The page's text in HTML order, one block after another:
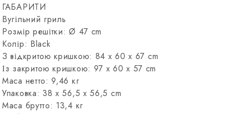
ГАБАРИТИ
Вугільний гриль
Розмір решітки: Ø 47 cm
Колір: Black
З відкритою кришкою: 84 x 60 x 67 cm
Із закритою кришкою: 97 x 60 x 57 cm
Маса нетто: 9,46 кг
Упаковка: 38 x 56,5 x 56,5 cm
Маса брутто: 13,4 кг